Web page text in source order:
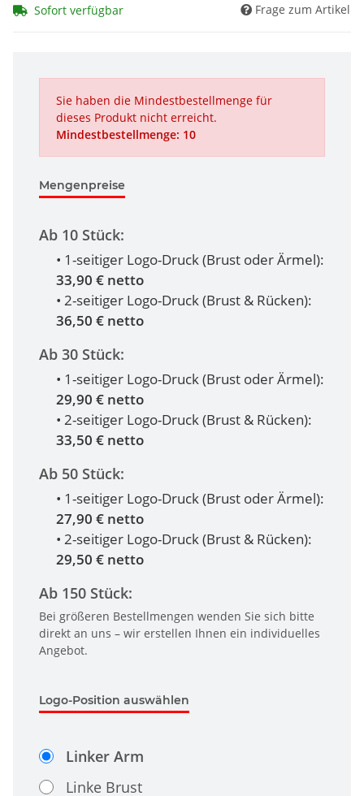
Sofort verfügbar Frage zum Artikel
Sie haben die Mindestbestellmenge für
dieses Produkt nicht erreicht.
Mindestbestellmenge: 10
Mengenpreise
Ab 10 Stück:
• 1-seitiger Logo-Druck (Brust oder Ärmel):
33,90 € netto
• 2-seitiger Logo-Druck (Brust & Rücken):
36,50 € netto
Ab 30 Stück:
• 1-seitiger Logo-Druck (Brust oder Ärmel):
29,90 € netto
• 2-seitiger Logo-Druck (Brust & Rücken):
33,50 € netto
Ab 50 Stück:
• 1-seitiger Logo-Druck (Brust oder Ärmel):
27,90 € netto
• 2-seitiger Logo-Druck (Brust & Rücken):
29,50 € netto
Ab 150 Stück:
Bei größeren Bestellmengen wenden Sie sich bitte
direkt an uns – wir erstellen Ihnen ein individuelles
Angebot.
Logo-Position auswählen
Linker Arm
Linke Brust